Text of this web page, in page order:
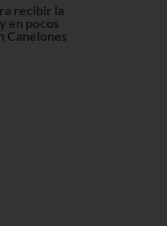
recibir la
en pocos
Canelones